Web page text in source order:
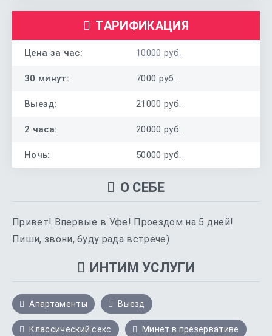
ТАРИФИКАЦИЯ
Цена за час: 10000 руб.
30 минут: 7000 руб.
Выезд: 21000 руб.
2 часа: 20000 руб.
Ночь: 50000 руб.
О СЕБЕ
Привет! Впервые в Уфе! Проездом на 5 дней!
Пиши, звони, буду рада встрече)
ИНТИМ УСЛУГИ
Апартаменты Выезд
Классический секс Минет в презервативе